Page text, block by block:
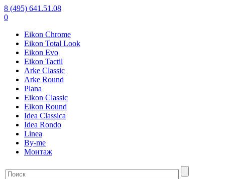
8 (495) 641.51.08
0
Eikon Chrome
Eikon Total Look
Eikon Evo
Eikon Tactil
Arke Classic
Arke Round
Plana
Eikon Classic
Eikon Round
Idea Classica
Idea Rondo
Linea
By-me
Монтаж